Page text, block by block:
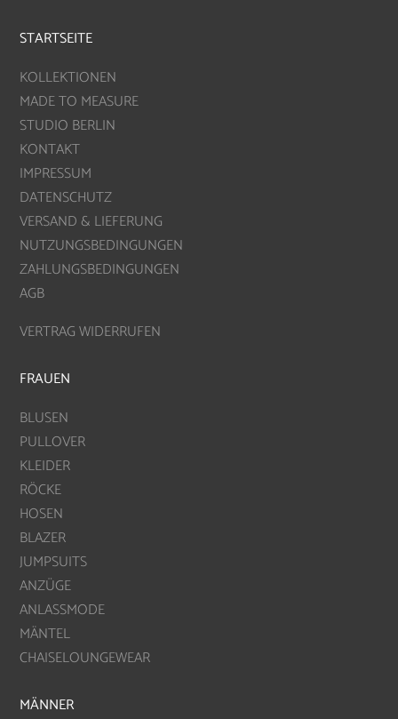
STARTSEITE
KOLLEKTIONEN
MADE TO MEASURE
STUDIO BERLIN
KONTAKT
IMPRESSUM
DATENSCHUTZ
VERSAND & LIEFERUNG
NUTZUNGSBEDINGUNGEN
ZAHLUNGSBEDINGUNGEN
AGB
VERTRAG WIDERRUFEN
FRAUEN
BLUSEN
PULLOVER
KLEIDER
RÖCKE
HOSEN
BLAZER
JUMPSUITS
ANZÜGE
ANLASSMODE
MÄNTEL
CHAISELOUNGEWEAR
MÄNNER